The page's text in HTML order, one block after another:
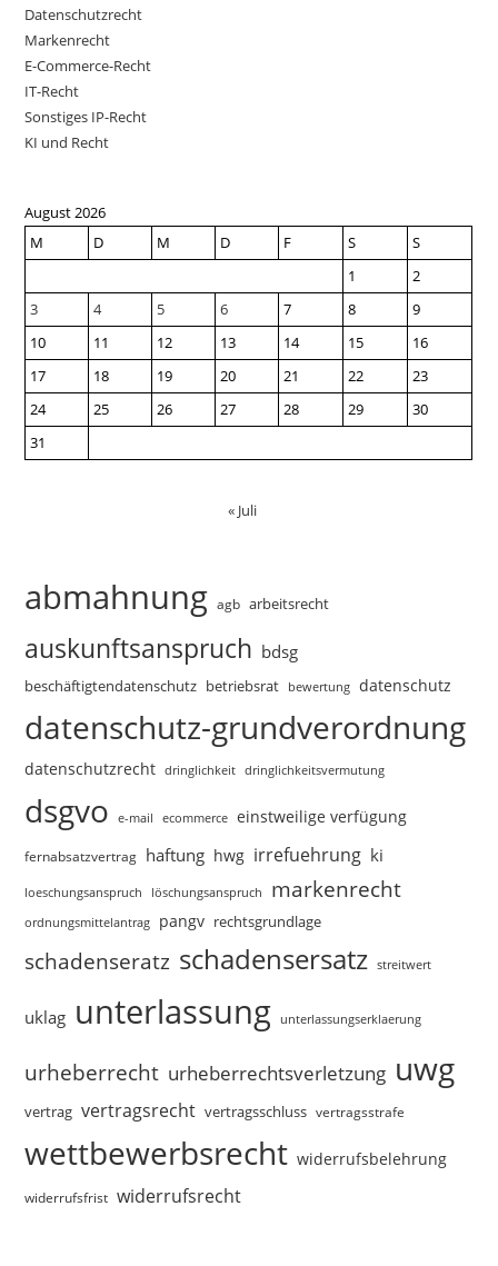
Datenschutzrecht
Markenrecht
E-Commerce-Recht
IT-Recht
Sonstiges IP-Recht
KI und Recht
August 2026
M
D M D F S
S
1
2
3
4 5 6 7 8
9
10
11 12 13 14 15
16
17
18 19 20 21 22
23
24
25 26 27 28 29
30
31
« Juli
abmahnung agb arbeitsrecht
auskunftsanspruch bdsg
beschäftigtendatenschutz betriebsrat bewertung datenschutz
datenschutz-grundverordnung
datenschutzrecht dringlichkeit dringlichkeitsvermutung
dsgvo e-mail ecommerce einstweilige verfügung
fernabsatzvertrag haftung hwg irrefuehrung ki
loeschungsanspruch löschungsanspruch markenrecht
ordnungsmittelantrag pangv rechtsgrundlage
schadenseratz schadensersatz streitwert
uklag unterlassung unterlassungserklaerung
urheberrecht urheberrechtsverletzung uwg
vertrag vertragsrecht vertragsschluss vertragsstrafe
wettbewerbsrecht widerrufsbelehrung
widerrufsfrist widerrufsrecht